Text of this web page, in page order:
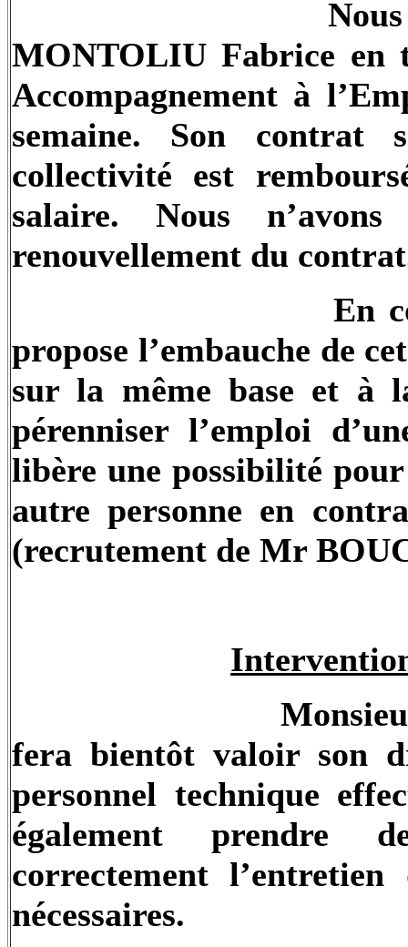
MONTOLIU Fabrice en
Accompagnement à
semaine. Son contrat
collectivité est
salaire. Nous
renouvellement du
En
propose l’embauche de
sur la même base et à
pérenniser l’emploi
libère une possibilité
autre personne en
(recrutement de Mr
fera bientôt valoir son
personnel technique
également prendre
correctement
nécessaires.